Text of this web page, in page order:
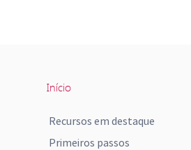
Início
Recursos em destaque
Primeiros passos